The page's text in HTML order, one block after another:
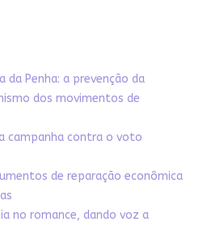
da Penha: a prevenção da
dos movimentos de
campanha contra o voto
de reparação econômica
no romance, dando voz a